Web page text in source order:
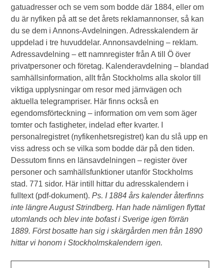
gatuadresser och se vem som bodde där 1884, eller om
du är nyfiken på att se det årets reklamannonser, så kan
du se dem i Annons-Avdelningen. Adresskalendern är
uppdelad i tre huvuddelar. Annonsavdelning – reklam.
Adressavdelning – ett namnregister från A till Ö över
privatpersoner och företag. Kalenderavdelning – blandad
samhällsinformation, allt från Stockholms alla skolor till
viktiga upplysningar om resor med järnvägen och
aktuella telegrampriser. Här finns också en
egendomsförteckning – information om vem som äger
tomter och fastigheter, indelad efter kvarter. I
personalregistret (nyfikenhetsregistret) kan du slå upp en
viss adress och se vilka som bodde där på den tiden.
Dessutom finns en länsavdelningen – register över
personer och samhällsfunktioner utanför Stockholms
stad. 771 sidor. Här intill hittar du adresskalendern i
fulltext (pdf-dokument).Ps. I 1884 års kalender återfinns
inte längre August Strindberg. Han hade nämligen flyttat
utomlands och blev inte bofast i Sverige igen förrän
1889. Först bosatte han sig i skärgården men från 1890
hittar vi honom i Stockholmskalendern igen.